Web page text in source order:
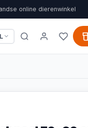
online dierenwinkel